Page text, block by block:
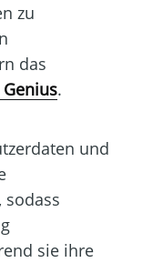
zu
das
.
und
sodass
sie ihre